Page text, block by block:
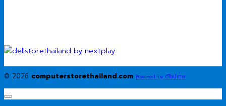
© 2026 computerstorethailand.com Powered by ดีไซน์เทพ